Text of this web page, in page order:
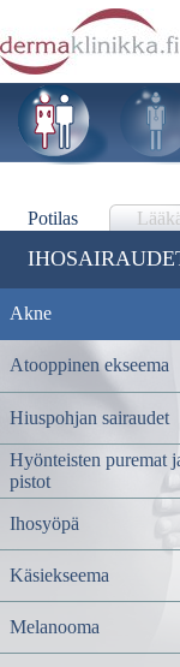
Potilas
Akne
Atooppinen ekseema
Hiuspohjan sairaudet
Hyönteisten puremat
pistot
Ihosyöpä
Käsiekseema
Melanooma